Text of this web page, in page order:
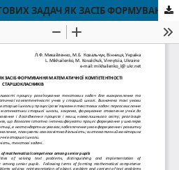
РОЗВ‘ЯЗУВАННЯ ТЕКСТОВИХ ЗАДАЧ ЯК ЗАСІБ ФОРМУВАННЯ МАТЕМАТИЧНОЇ КОМПЕТЕНТНОСТІ СТАРШОКЛАСНИКІВ